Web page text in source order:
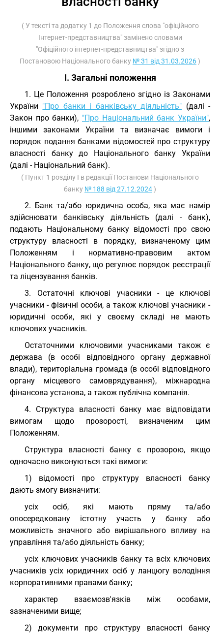
( У тексті та додатку 1 до Положення слова "офіційного
Інтернет-представництва" замінено словами
"Офіційного інтернет-представництва" згідно з
Постановою Національного банку № 31 від 31.03.2026)
I. Загальні положення
1. Це Положення розроблено згідно із Законами
України "Про банки і банківську діяльність" (далі -
Закон про банки), "Про Національний банк України",
іншими законами України та визначає вимоги і
порядок подання банками відомостей про структуру
власності банку до Національного банку України
(далі - Національний банк).
( Пункт 1 розділу I в редакції Постанови Національного
банку № 188 від 27.12.2024)
2. Банк та/або юридична особа, яка має намір
здійснювати банківську діяльність (далі - банк),
подають Національному банку відомості про свою
структуру власності в порядку, визначеному цим
Положенням і нормативно-правовим актом
Національного банку, що регулює порядок реєстрації
та ліцензування банків.
3. Остаточні ключові учасники - це ключові
учасники - фізичні особи, а також ключові учасники -
юридичні особи, які у своєму складі не мають
ключових учасників.
Остаточними ключовими учасниками також є
держава (в особі відповідного органу державної
влади), територіальна громада (в особі відповідного
органу місцевого самоврядування), міжнародна
фінансова установа, а також публічна компанія.
4. Структура власності банку має відповідати
вимогам щодо прозорості, визначеним цим
Положенням.
Структура власності банку є прозорою, якщо
одночасно виконуються такі вимоги:
1) відомості про структуру власності банку
дають змогу визначити:
усіх осіб, які мають пряму та/або
опосередковану істотну участь у банку або
можливість значного або вирішального впливу на
управління та/або діяльність банку;
усіх ключових учасників банку та всіх ключових
учасників усіх юридичних осіб у ланцюгу володіння
корпоративними правами банку;
характер взаємозв'язків між особами,
зазначеними вище;
2) документи про структуру власності банку